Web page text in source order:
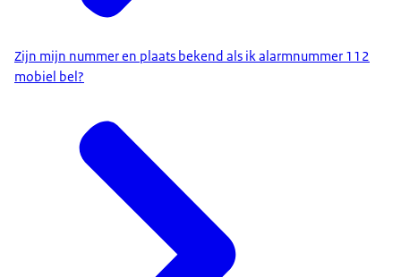
Zijn mijn nummer en plaats bekend als ik alarmnummer 112
mobiel bel?